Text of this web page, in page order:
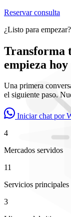
Reservar consulta
¿Listo para empezar?
Transforma
empieza hoy
Una primera
el siguiente paso.
Iniciar chat por
4
Mercados servidos
11
Servicios principales
3